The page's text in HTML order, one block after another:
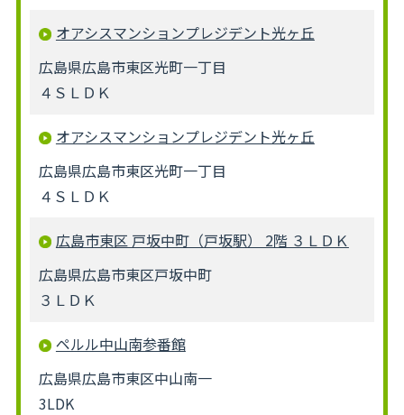
オアシスマンションプレジデント光ヶ丘
広島県広島市東区光町一丁目
４ＳＬＤＫ
オアシスマンションプレジデント光ヶ丘
広島県広島市東区光町一丁目
４ＳＬＤＫ
広島市東区 戸坂中町（戸坂駅） 2階 ３ＬＤＫ
広島県広島市東区戸坂中町
３ＬＤＫ
ペルル中山南参番館
広島県広島市東区中山南一
3LDK